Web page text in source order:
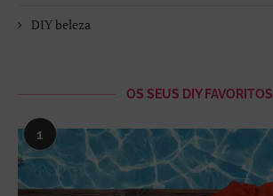
DIY beleza
OS SEUS DIY FAVORITOS
1